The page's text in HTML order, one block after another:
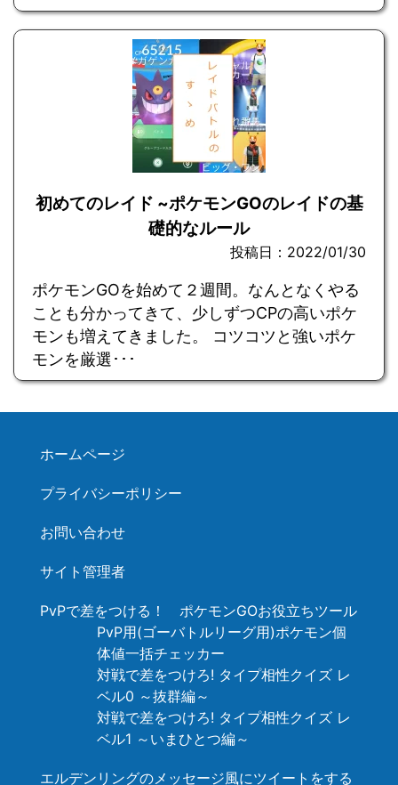
初めてのレイド ~ポケモンGOのレイドの基
礎的なルール
投稿日：2022/01/30
ポケモンGOを始めて２週間。なんとなくやる
ことも分かってきて、少しずつCPの高いポケ
モンも増えてきました。 コツコツと強いポケ
モンを厳選･･･
ホームページ
プライバシーポリシー
お問い合わせ
サイト管理者
PvPで差をつける！ ポケモンGOお役立ちツール
PvP用(ゴーバトルリーグ用)ポケモン個
体値一括チェッカー
対戦で差をつけろ! タイプ相性クイズ レ
ベル0 ～抜群編～
対戦で差をつけろ! タイプ相性クイズ レ
ベル1 ～いまひとつ編～
エルデンリングのメッセージ風にツイートをする